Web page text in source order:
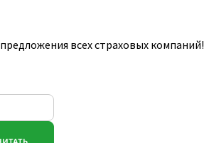
всех страховых компаний!